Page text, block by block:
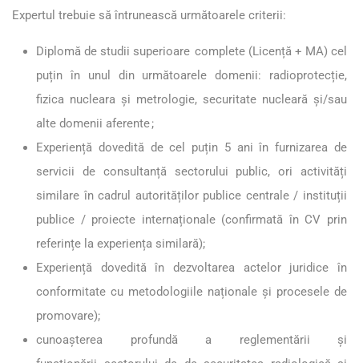
Expertul trebuie să întrunească următoarele criterii:
Diplomă de studii superioare complete (Licență + MA) cel
puțin în unul din următoarele domenii: radioprotecție,
fizica nucleara și metrologie, securitate nucleară și/sau
alte domenii aferente ;
Experiență dovedită de cel puțin 5 ani în furnizarea de
servicii de consultanță sectorului public, ori activități
similare în cadrul autorităților publice centrale / instituții
publice / proiecte internaționale (confirmată în CV prin
referințe la experiența similară);
Experiență dovedită în dezvoltarea actelor juridice în
conformitate cu metodologiile naționale și procesele de
promovare);
cunoașterea profundă a reglementării și